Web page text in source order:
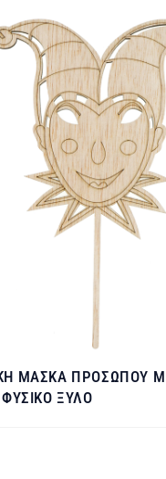
ΜΑΣΚΑ ΠΡΟΣΩΠΟΥ
ΞΥΛΟ